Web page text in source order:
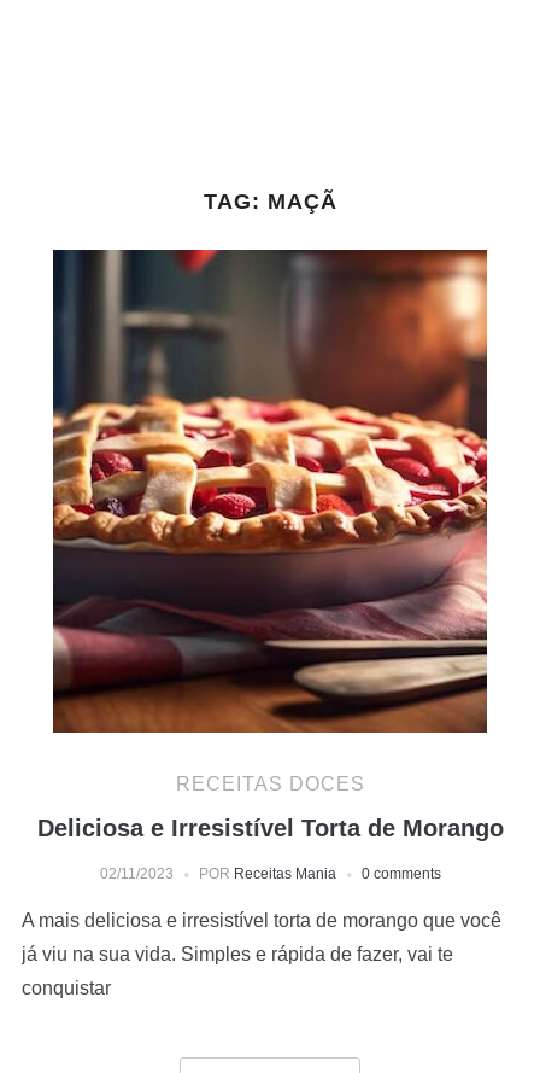
TAG: MAÇÃ
RECEITAS DOCES
Deliciosa e Irresistível Torta de Morango
02/11/2023 POR Receitas Mania 0 comments
A mais deliciosa e irresistível torta de morango que você
já viu na sua vida. Simples e rápida de fazer, vai te
conquistar